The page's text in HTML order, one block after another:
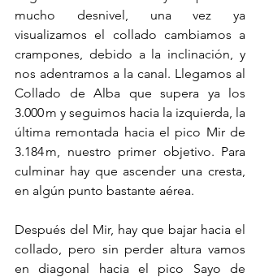
mucho desnivel, una vez ya
visualizamos el collado cambiamos a
crampones, debido a la inclinación, y
nos adentramos a la canal. Llegamos al
Collado de Alba que supera ya los
3.000 m y seguimos hacia la izquierda, la
última remontada hacia el pico Mir de
3.184 m, nuestro primer objetivo. Para
culminar hay que ascender una cresta,
en algún punto bastante aérea.
Después del Mir, hay que bajar hacia el
collado, pero sin perder altura vamos
en diagonal hacia el pico Sayo de